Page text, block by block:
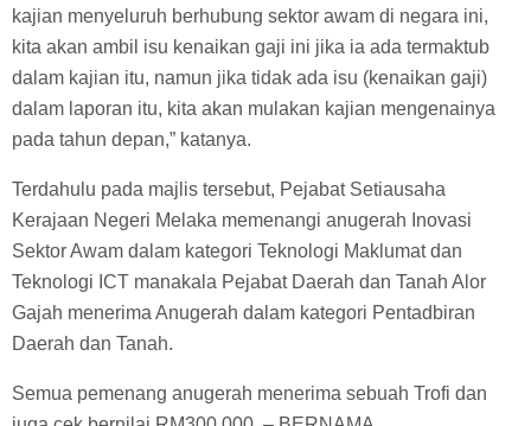
kajian menyeluruh berhubung sektor awam di negara ini,
kita akan ambil isu kenaikan gaji ini jika ia ada termaktub
dalam kajian itu, namun jika tidak ada isu (kenaikan gaji)
dalam laporan itu, kita akan mulakan kajian mengenainya
pada tahun depan,” katanya.
Terdahulu pada majlis tersebut, Pejabat Setiausaha
Kerajaan Negeri Melaka memenangi anugerah Inovasi
Sektor Awam dalam kategori Teknologi Maklumat dan
Teknologi ICT manakala Pejabat Daerah dan Tanah Alor
Gajah menerima Anugerah dalam kategori Pentadbiran
Daerah dan Tanah.
Semua pemenang anugerah menerima sebuah Trofi dan